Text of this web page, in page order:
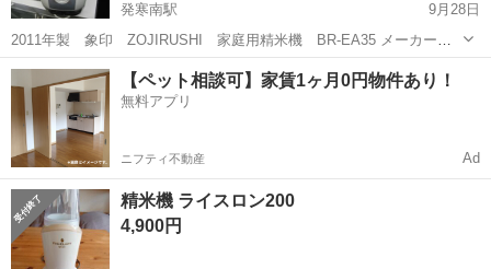
発寒南駅
9月28日
2011年製 象印 ZOJIRUSHI 家庭用精米機 BR-EA35 メーカーサ
イトはこちら https://www.zojirushi-parts-
direct.com/category/A004/BREA35_H...
北海道 札幌市 発寒南駅 キッチン家電 サイト
【ペット相談可】家賃1ヶ月0円物件あり！
無料アプリ
ニフティ不動産 Ad
精米機 ライスロン200
4,900円